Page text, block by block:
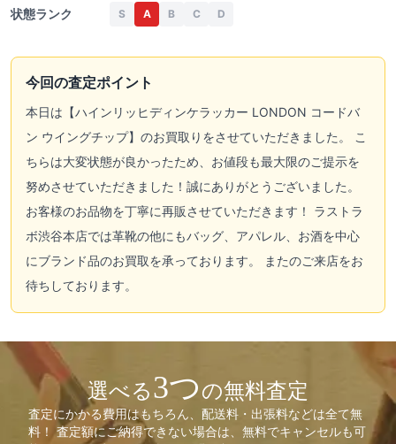
状態ランク S A B C D
今回の査定ポイント
本日は【ハインリッヒディンケラッカー LONDON コードバ
ン ウイングチップ】のお買取りをさせていただきました。 こ
ちらは大変状態が良かったため、お値段も最大限のご提示を
努めさせていただきました！誠にありがとうございました。
お客様のお品物を丁寧に再販させていただきます！ ラストラ
ボ渋谷本店では革靴の他にもバッグ、アパレル、お酒を中心
にブランド品のお買取を承っております。 またのご来店をお
待ちしております。
選べる3つの無料査定
査定にかかる費用はもちろん、配送料・出張料などは全て無
料！ 査定額にご納得できない場合は、無料でキャンセルも可